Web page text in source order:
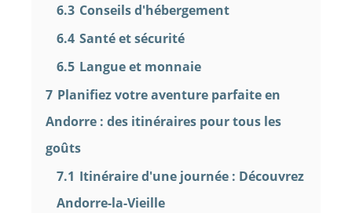
6.3 Conseils d'hébergement
6.4 Santé et sécurité
6.5 Langue et monnaie
7 Planifiez votre aventure parfaite en
Andorre : des itinéraires pour tous les
goûts
7.1 Itinéraire d'une journée : Découvrez
Andorre-la-Vieille